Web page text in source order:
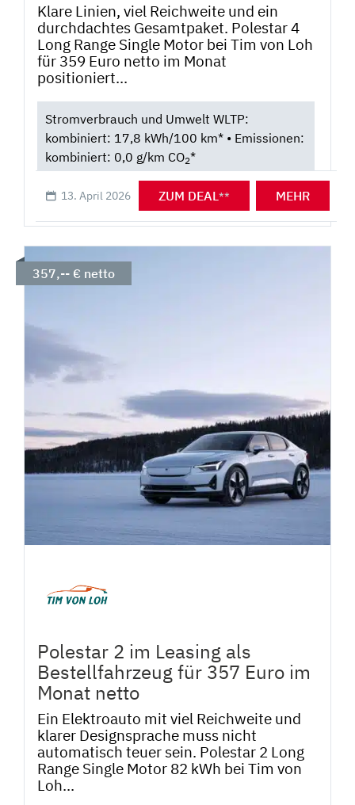
Klare Linien, viel Reichweite und ein
durchdachtes Gesamtpaket. Polestar 4
Long Range Single Motor bei Tim von Loh
für 359 Euro netto im Monat
positioniert...
Stromverbrauch und Umwelt WLTP:
kombiniert: 17,8 kWh/100 km* • Emissionen:
kombiniert: 0,0 g/km CO2*
13. April 2026 ZUM DEAL** MEHR
Polestar 2 im Leasing als
Bestellfahrzeug für 357 Euro im
Monat netto
Ein Elektroauto mit viel Reichweite und
klarer Designsprache muss nicht
automatisch teuer sein. Polestar 2 Long
Range Single Motor 82 kWh bei Tim von
Loh...
357,-- € netto